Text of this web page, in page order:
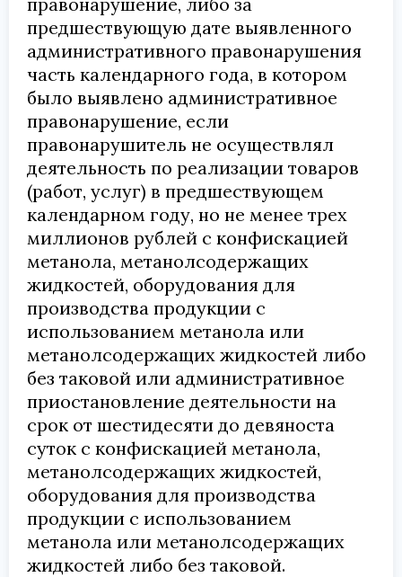
предшествующую дате выявленного
административного правонарушения
часть календарного года, в котором
было выявлено административное
правонарушение, если
правонарушитель не осуществлял
деятельность по реализации товаров
(работ, услуг) в предшествующем
календарном году, но не менее трех
миллионов рублей с конфискацией
метанола, метанолсодержащих
жидкостей, оборудования для
производства продукции с
использованием метанола или
метанолсодержащих жидкостей либо
без таковой или административное
приостановление деятельности на
срок от шестидесяти до девяноста
суток с конфискацией метанола,
метанолсодержащих жидкостей,
оборудования для производства
продукции с использованием
метанола или метанолсодержащих
жидкостей либо без таковой.